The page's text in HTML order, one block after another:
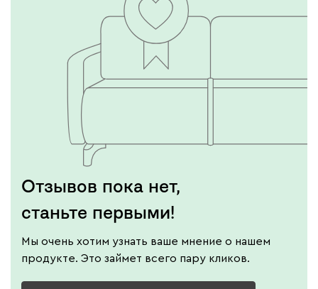
Отзывов пока нет,
станьте первыми!
Мы очень хотим узнать ваше мнение о нашем
продукте. Это займет всего пару кликов.